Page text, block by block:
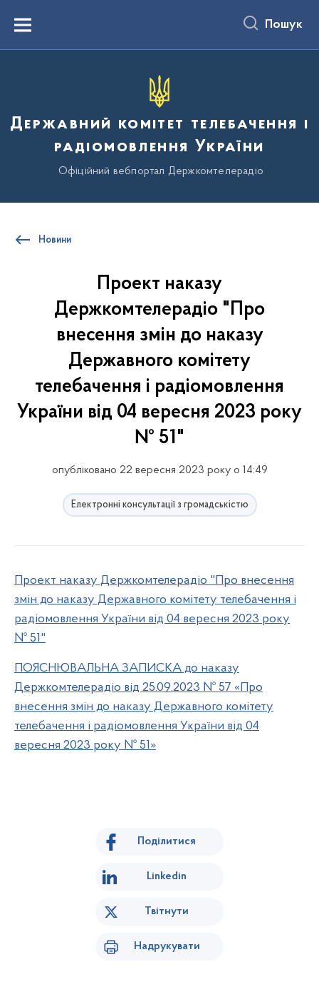
вмістуMenu Пошук
Державний комітет телебачення і
радіомовлення України
Офіційний вебпортал Держкомтелерадіо
Новини
Проект наказу
Держкомтелерадіо "Про
внесення змін до наказу
Державного комітету
телебачення і радіомовлення
України від 04 вересня 2023 року
№ 51"​​​​
опубліковано 22 вересня 2023 року о 14:49
Електронні консультації з громадськістю
Проект наказу Держкомтелерадіо "Про внесення
змін до наказу Державного комітету телебачення і
радіомовлення України від 04 вересня 2023 року
№ 51"
ПОЯСНЮВАЛЬНА ЗАПИСКА до наказу
Держкомтелерадіо від 25.09.2023 № 57 «Про
внесення змін до наказу Державного комітету
телебачення і радіомовлення України від 04
вересня 2023 року № 51»
Поділитися
Linkedin
Твітнути
Надрукувати